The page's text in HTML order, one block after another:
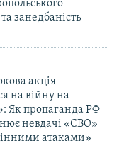
занедбаність
акція
на війну на
Як пропаганда РФ
невдачі «СВО»
атаками»